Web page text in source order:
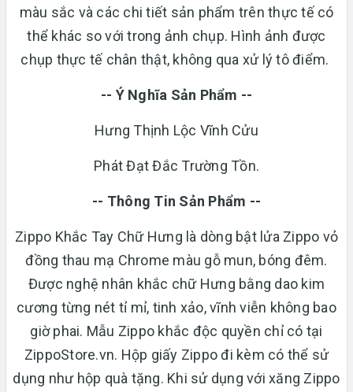
màu sắc và các chi tiết sản phẩm trên thực tế có
thể khác so với trong ảnh chụp. Hình ảnh được
chụp thực tế chân thật, không qua xử lý tô điểm.
-- Ý Nghĩa Sản Phẩm --
Hưng Thịnh Lộc Vĩnh Cửu
Phát Đạt Đắc Trường Tồn.
-- Thông Tin Sản Phẩm --
Zippo Khắc Tay Chữ Hưng là dòng bật lửa Zippo vỏ
đồng thau mạ Chrome màu gỗ mun, bóng đêm.
Được nghệ nhân khắc chữ Hưng bằng dao kim
cương từng nét tỉ mỉ, tinh xảo, vĩnh viễn không bao
giờ phai. Mẫu Zippo khắc độc quyền chỉ có tại
ZippoStore.vn. Hộp giấy Zippo đi kèm có thể sử
dụng như hộp quà tặng. Khi sử dụng với xăng Zippo